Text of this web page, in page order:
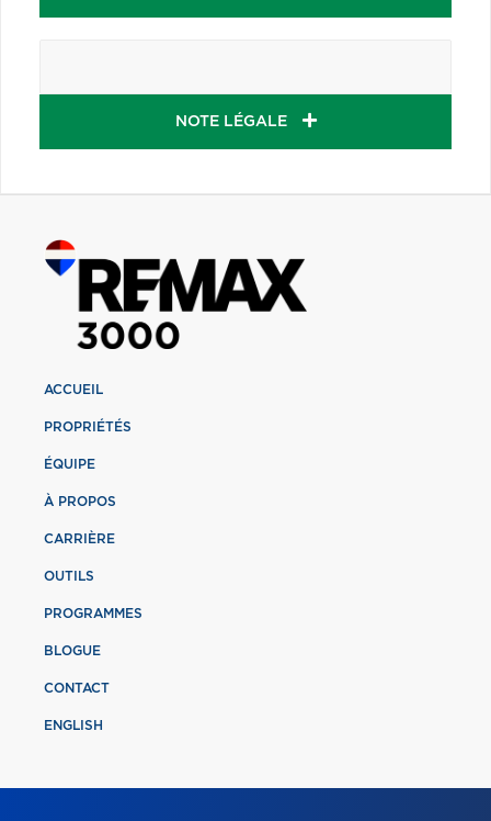
NOTE LÉGALE
ACCUEIL
PROPRIÉTÉS
ÉQUIPE
À PROPOS
CARRIÈRE
OUTILS
PROGRAMMES
BLOGUE
CONTACT
ENGLISH